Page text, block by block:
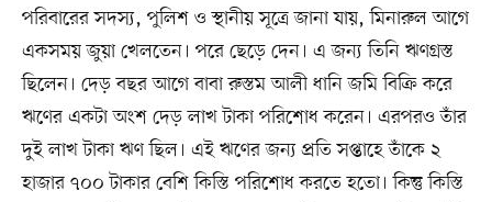
পরিবারের সদস্য, পুলিশ ও স্থানীয় সূত্রে জানা যায়, মিনারুল আগে
একসময় জুয়া খেলতেন। পরে ছেড়ে দেন। এ জন্য তিনি ঋণগ্রস্ত
ছিলেন। দেড় বছর আগে বাবা রুস্তম আলী ধানি জমি বিক্রি করে
ঋণের একটা অংশ দেড় লাখ টাকা পরিশোধ করেন। এরপরও তাঁর
দুই লাখ টাকা ঋণ ছিল। এই ঋণের জন্য প্রতি সপ্তাহে তাঁকে ২
হাজার ৭০০ টাকার বেশি কিস্তি পরিশোধ করতে হতো। কিন্তু কিস্তি